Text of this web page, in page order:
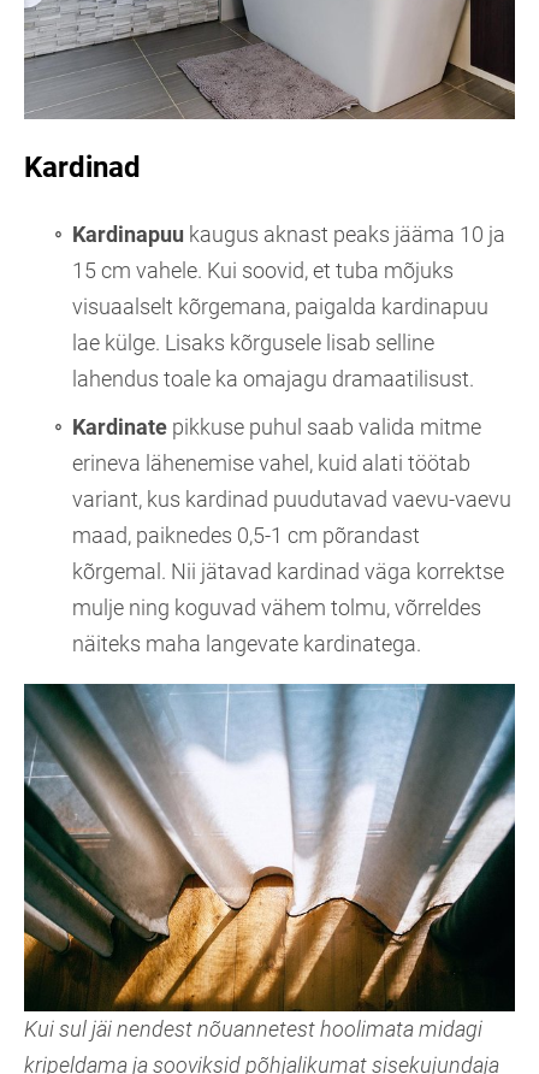
Kardinad
Kardinapuu kaugus aknast peaks jääma 10 ja
15 cm vahele. Kui soovid, et tuba mõjuks
visuaalselt kõrgemana, paigalda kardinapuu
lae külge. Lisaks kõrgusele lisab selline
lahendus toale ka omajagu dramaatilisust.
Kardinate pikkuse puhul saab valida mitme
erineva lähenemise vahel, kuid alati töötab
variant, kus kardinad puudutavad vaevu-vaevu
maad, paiknedes 0,5-1 cm põrandast
kõrgemal. Nii jätavad kardinad väga korrektse
mulje ning koguvad vähem tolmu, võrreldes
näiteks maha langevate kardinatega.
Kui sul jäi nendest nõuannetest hoolimata midagi
kripeldama ja sooviksid põhjalikumat sisekujundaja